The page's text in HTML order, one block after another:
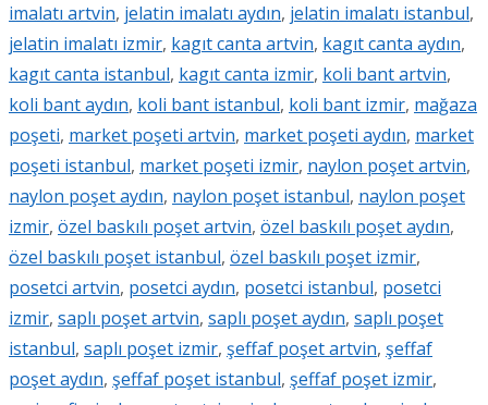
imalatı artvin, jelatin imalatı aydın, jelatin imalatı istanbul,
jelatin imalatı izmir, kagıt canta artvin, kagıt canta aydın,
kagıt canta istanbul, kagıt canta izmir, koli bant artvin,
koli bant aydın, koli bant istanbul, koli bant izmir, mağaza
poşeti, market poşeti artvin, market poşeti aydın, market
poşeti istanbul, market poşeti izmir, naylon poşet artvin,
naylon poşet aydın, naylon poşet istanbul, naylon poşet
izmir, özel baskılı poşet artvin, özel baskılı poşet aydın,
özel baskılı poşet istanbul, özel baskılı poşet izmir,
posetci artvin, posetci aydın, posetci istanbul, posetci
izmir, saplı poşet artvin, saplı poşet aydın, saplı poşet
istanbul, saplı poşet izmir, şeffaf poşet artvin, şeffaf
poşet aydın, şeffaf poşet istanbul, şeffaf poşet izmir,